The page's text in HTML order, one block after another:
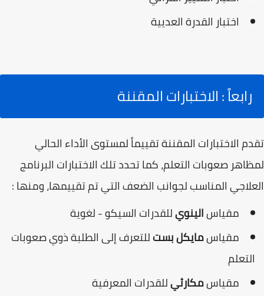
اختبار القدرة العديية
رابعاً : الاختبارات المقننة
تقدم الاختبارات المقننة تقييماً لمستوى الأداء الحالي
لمظاهر صعوبات التعلم، كما تحدد تلك الاختبارات البرنامج
العلاجي المناسب لجوانب الضعف التي تم تقييمها، ومنها :
مقياسالينويللقدرات السيكو - لغوية
مقياسمايكل بستللتعرف إلى الطلبة ذوي صعوبات
التعلم
مقياسمكارثيللقدرات المعرفية